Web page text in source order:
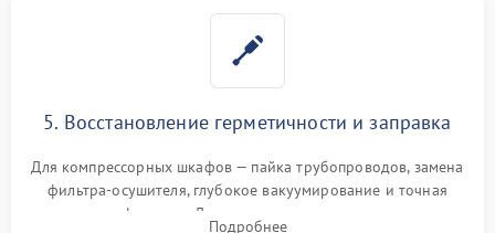
5. Восстановление герметичности и заправка
Для компрессорных шкафов — пайка трубопроводов, замена
фильтра-осушителя, глубокое вакуумирование и точная
заправка фреоном. Для термоэлектрических — замена
Подробнее